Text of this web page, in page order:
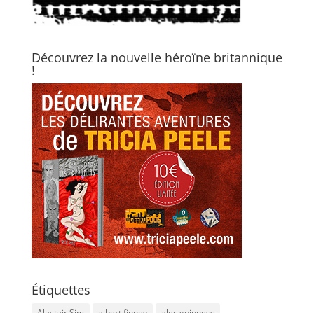
Découvrez la nouvelle héroïne britannique
!
Étiquettes